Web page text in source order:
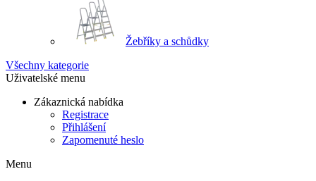
Žebříky a schůdky
Všechny kategorie
Uživatelské menu
Zákaznická nabídka
Registrace
Přihlášení
Zapomenuté heslo
Menu